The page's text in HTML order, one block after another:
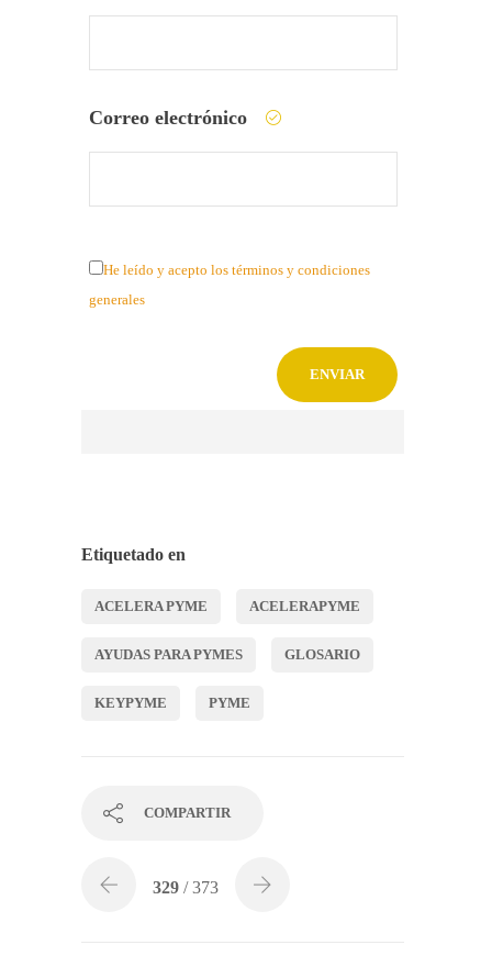
Correo electrónico
He leído y acepto los términos y condiciones
generales
Etiquetado en
ACELERA PYME ACELERAPYME
AYUDAS PARA PYMES GLOSARIO
KEYPYME PYME
COMPARTIR
329 / 373